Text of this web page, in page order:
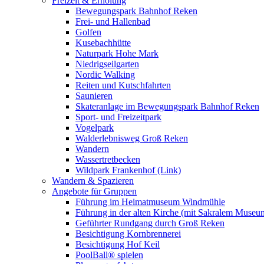
Bewegungspark Bahnhof Reken
Frei- und Hallenbad
Golfen
Kusebachhütte
Naturpark Hohe Mark
Niedrigseilgarten
Nordic Walking
Reiten und Kutschfahrten
Saunieren
Skateranlage im Bewegungspark Bahnhof Reken
Sport- und Freizeitpark
Vogelpark
Walderlebnisweg Groß Reken
Wandern
Wassertretbecken
Wildpark Frankenhof (Link)
Wandern & Spazieren
Angebote für Gruppen
Führung im Heimatmuseum Windmühle
Führung in der alten Kirche (mit Sakralem
Geführter Rundgang durch Groß Reken
Besichtigung Kornbrennerei
Besichtigung Hof Keil
PoolBall® spielen